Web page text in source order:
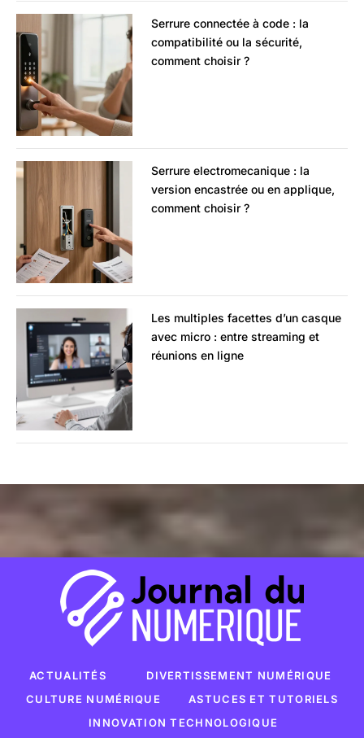
Serrure connectée à code : la
compatibilité ou la sécurité,
comment choisir ?
Serrure electromecanique : la
version encastrée ou en applique,
comment choisir ?
Les multiples facettes d’un casque
avec micro : entre streaming et
réunions en ligne
ACTUALITÉS
DIVERTISSEMENT NUMÉRIQUE
CULTURE NUMÉRIQUE
ASTUCES ET TUTORIELS
INNOVATION TECHNOLOGIQUE